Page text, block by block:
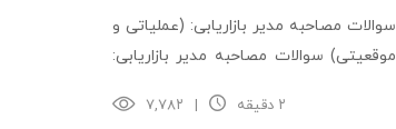
سوالات مصاحبه مدیر بازاریابی: (عملیاتی و
موقعیتی) سوالات مصاحبه مدیر بازاریابی:
بازاریابی: (رفتاری) مدیران بازاریابی وظیفه
۷,۷۸۲ ۲ دقیقه